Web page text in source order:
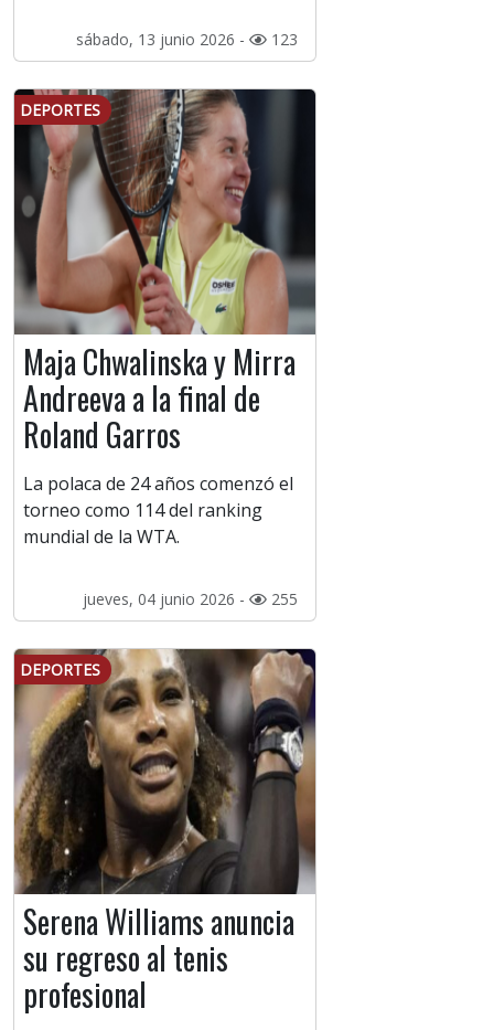
sábado, 13 junio 2026 - 123
DEPORTES
Maja Chwalinska y Mirra
Andreeva a la final de
Roland Garros
La polaca de 24 años comenzó el
torneo como 114 del ranking
mundial de la WTA.
jueves, 04 junio 2026 - 255
DEPORTES
Serena Williams anuncia
su regreso al tenis
profesional